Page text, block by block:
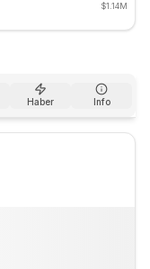
$1.14M
Haber Info